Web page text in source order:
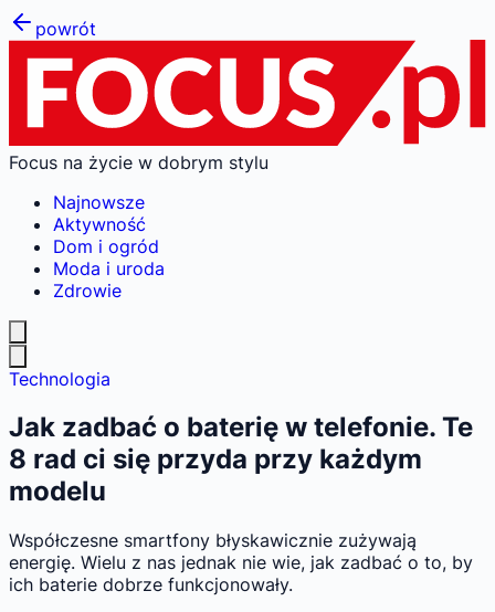
powrót
Focus na życie w dobrym stylu
Najnowsze
Aktywność
Dom i ogród
Moda i uroda
Zdrowie
Technologia
Jak zadbać o baterię w telefonie. Te
8 rad ci się przyda przy każdym
modelu
Współczesne smartfony błyskawicznie zużywają
energię. Wielu z nas jednak nie wie, jak zadbać o to, by
ich baterie dobrze funkcjonowały.